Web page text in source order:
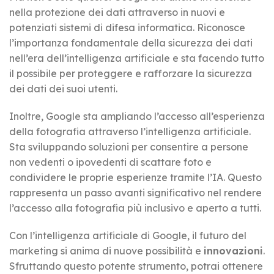
nella protezione dei dati attraverso in nuovi e
potenziati sistemi di difesa informatica. Riconosce
l’importanza fondamentale della sicurezza dei dati
nell’era dell’intelligenza artificiale e sta facendo tutto
il possibile per proteggere e rafforzare la sicurezza
dei dati dei suoi utenti.
Inoltre, Google sta ampliando l’accesso all’esperienza
della fotografia attraverso l’intelligenza artificiale.
Sta sviluppando soluzioni per consentire a persone
non vedenti o ipovedenti di scattare foto e
condividere le proprie esperienze tramite l’IA. Questo
rappresenta un passo avanti significativo nel rendere
l’accesso alla fotografia più inclusivo e aperto a tutti.
Con l’intelligenza artificiale di Google, il futuro del
marketing si anima di nuove possibilità e innovazioni.
Sfruttando questo potente strumento, potrai ottenere